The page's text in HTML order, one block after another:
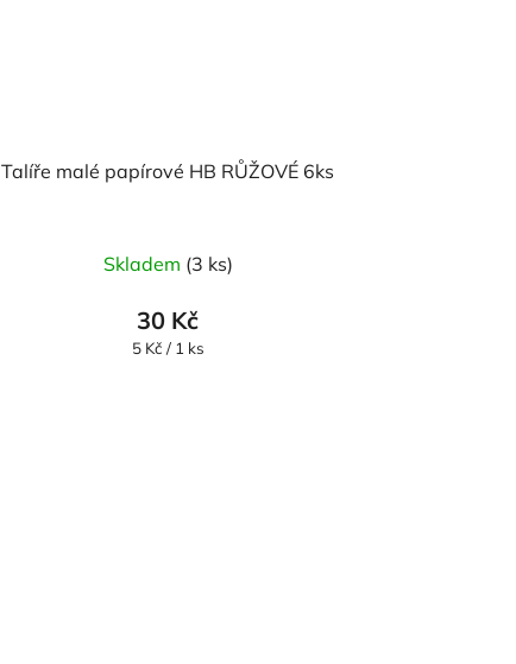
Talíře malé papírové HB RŮŽOVÉ 6ks
Skladem (3 ks)
30 Kč
Měrná
5 Kč / 1 ks